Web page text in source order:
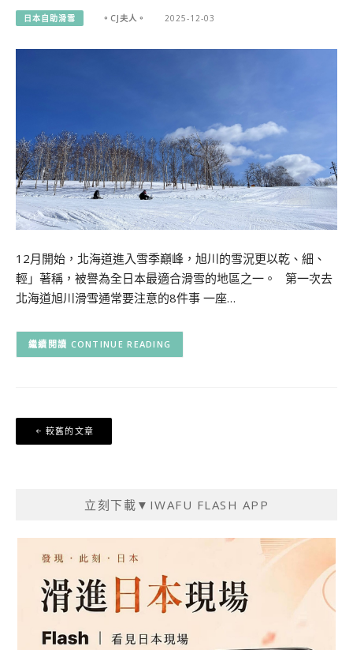
日本自助滑雪 。CJ夫人。 2025-12-03
12月開始，北海道進入雪季巔峰，旭川的雪況更以乾、細、
輕」著稱，被譽為全日本最適合滑雪的地區之一。 第一次去
北海道旭川滑雪通常要注意的8件事 一座…
CONTINUE READING
文
章
較舊的文章
立刻下載▼IWAFU FLASH APP